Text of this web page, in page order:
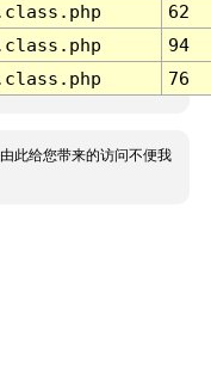
62
94
76
此给您带来的访问不便我